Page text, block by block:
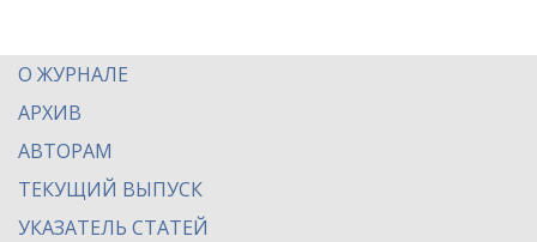
О ЖУРНАЛЕ
АРХИВ
АВТОРАМ
ТЕКУЩИЙ ВЫПУСК
УКАЗАТЕЛЬ СТАТЕЙ